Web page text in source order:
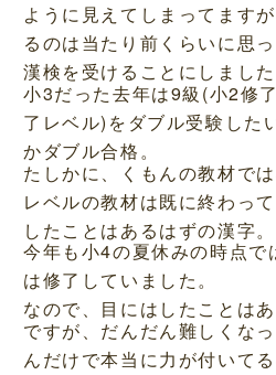
ように見えてしまってます
るのは当たり前くらいに思
漢検を受けることにしました
小3だった去年は9級(小2修
了レベル)をダブル受験した
かダブル合格。
たしかに、くもんの教材で
レベルの教材は既に終わっ
したことはあるはずの漢字。
今年も小4の夏休みの時点で
は修了していました。
なので、目にはしたことはあ
ですが、だんだん難しくな
んだけで本当に力が付いて